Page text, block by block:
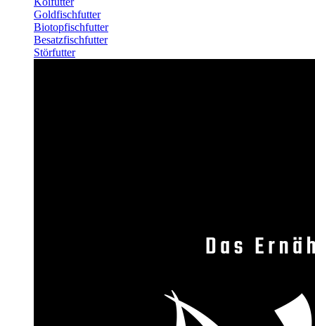
Goldfischfutter
Biotopfischfutter
Besatzfischfutter
Störfutter